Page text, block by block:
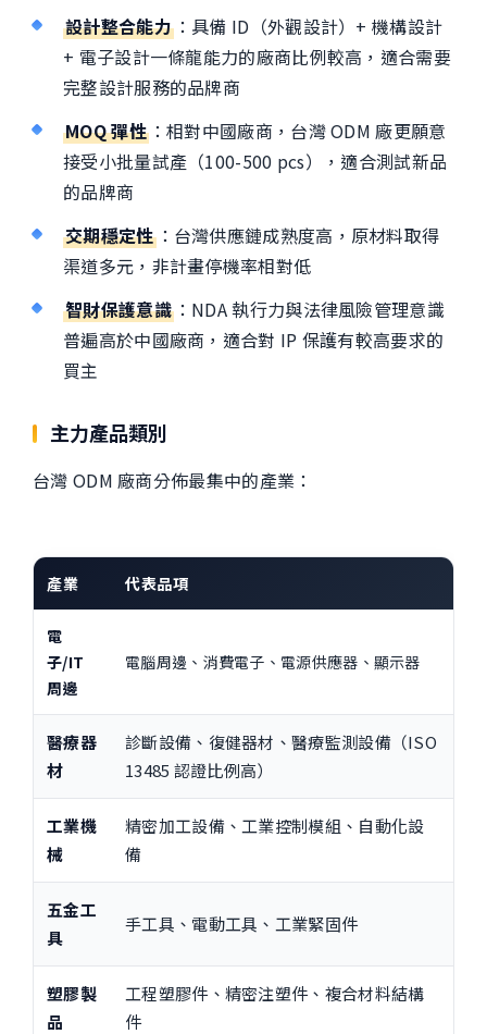
設計整合能力：具備 ID（外觀設計）+ 機構設計
+ 電子設計一條龍能力的廠商比例較高，適合需要
完整設計服務的品牌商
MOQ 彈性：相對中國廠商，台灣 ODM 廠更願意
接受小批量試產（100-500 pcs），適合測試新品
的品牌商
交期穩定性：台灣供應鏈成熟度高，原材料取得
渠道多元，非計畫停機率相對低
智財保護意識：NDA 執行力與法律風險管理意識
普遍高於中國廠商，適合對 IP 保護有較高要求的
買主
主力產品類別
台灣 ODM 廠商分佈最集中的產業：
產業 代表品項
電
子/IT
周邊
電腦周邊、消費電子、電源供應器、顯示器
醫療器
材
診斷設備、復健器材、醫療監測設備（ISO
13485 認證比例高）
工業機
械
精密加工設備、工業控制模組、自動化設
備
五金工
具
手工具、電動工具、工業緊固件
塑膠製
品
工程塑膠件、精密注塑件、複合材料結構
件